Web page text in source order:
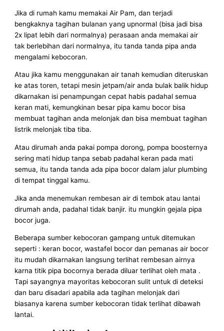
Jika di rumah kamu memakai Air Pam, dan terjadi
bengkaknya tagihan bulanan yang upnormal (bisa jadi bisa
2x lipat lebih dari normalnya) perasaan anda memakai air
tak berlebihan dari normalnya, itu tanda tanda pipa anda
mengalami kebocoran.
Atau jika kamu menggunakan air tanah kemudian diteruskan
ke atas toren, tetapi mesin jetpam/air anda bulak balik hidup
dikarnakan isi penampungan cepat habis padahal semua
keran mati, kemungkinan besar pipa kamu bocor bisa
membuat tagihan anda melonjak dan bisa membuat tagihan
listrik melonjak tiba tiba.
Atau dirumah anda pakai pompa dorong, pompa boosternya
sering mati hidup tanpa sebab padahal keran pada mati
semua, itu tanda tanda ada pipa bocor dalam jalur plumbing
di tempat tinggal kamu.
Jika anda menemukan rembesan air di tembok atau lantai
dirumah anda, padahal tidak banjir. itu mungkin gejala pipa
bocor juga.
Beberapa sumber kebocoran gampang untuk ditemukan
seperti : keran bocor, wastafel bocor dan pemanas air bocor
itu mudah dikarnakan langsung terlihat rembesan airnya
karna titik pipa bocornya berada diluar terlihat oleh mata .
Tapi sayangnya mayoritas kebocoran sulit untuk di deteksi
dan baru disadari apabila ada tagihan melonjak dari
biasanya karena sumber kebocoran tidak terlihat dibawah
lantai.